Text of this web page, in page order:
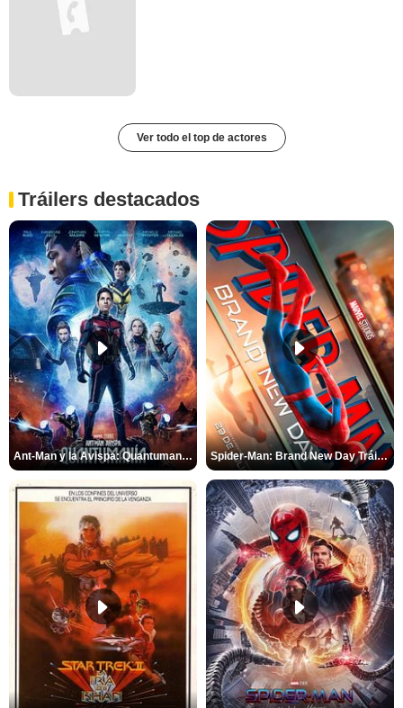
Ver todo el top de actores
Tráilers destacados
Ant-Man y la Avispa: Quantumanía Tráiler (2) Spider-Man: Brand New Day Tráiler (3)